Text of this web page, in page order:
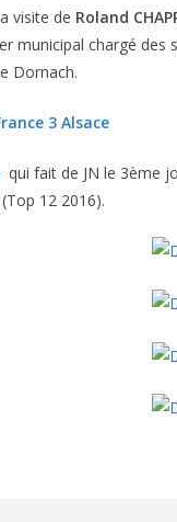
visite de Roland
municipal chargé des
Dornach.
3 Alsace
qui fait de JN le 3ème
12 2016).